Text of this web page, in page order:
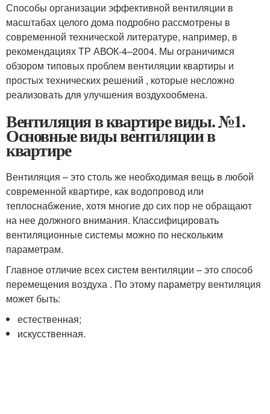
Способы организации эффективной вентиляции в
масштабах целого дома подробно рассмотрены в
современной технической литературе, например, в
рекомендациях ТР АВОК-4–2004. Мы ограничимся
обзором типовых проблем вентиляции квартиры и
простых технических решений , которые несложно
реализовать для улучшения воздухообмена.
Вентиляция в квартире виды. №1.
Основные виды вентиляции в
квартире
Вентиляция – это столь же необходимая вещь в любой
современной квартире, как водопровод или
теплоснабжение, хотя многие до сих пор не обращают
на нее должного внимания. Классифицировать
вентиляционные системы можно по нескольким
параметрам.
Главное отличие всех систем вентиляции – это способ
перемещения воздуха . По этому параметру вентиляция
может быть:
естественная;
искусственная.